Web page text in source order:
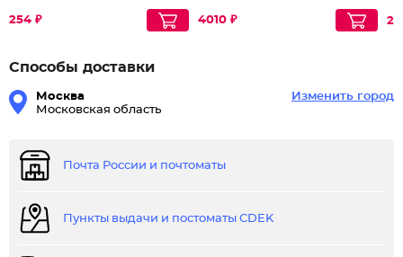
254 ₽ 4010 ₽
Способы доставки
Москва
Московская область
Изменить город
Почта России и почтоматы
Пункты выдачи и постоматы CDEK